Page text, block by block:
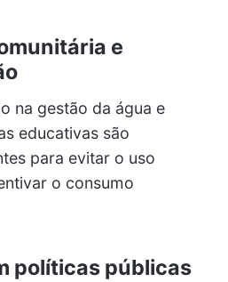
e
na gestão da água e
educativas são
para evitar o uso
o consumo
políticas públicas